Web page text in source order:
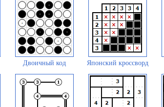
Двоичный код Японский кроссворд